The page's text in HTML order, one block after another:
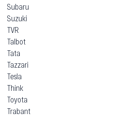
Subaru
Suzuki
TVR
Talbot
Tata
Tazzari
Tesla
Think
Toyota
Trabant